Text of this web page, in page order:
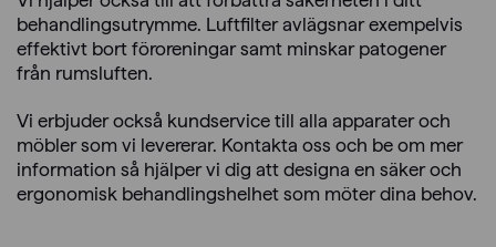
behandlingsutrymme. Luftfilter avlägsnar exempelvis
effektivt bort föroreningar samt minskar patogener
från rumsluften.
Vi erbjuder också kundservice till alla apparater och
möbler som vi levererar. Kontakta oss och be om mer
information så hjälper vi dig att designa en säker och
ergonomisk behandlingshelhet som möter dina behov.